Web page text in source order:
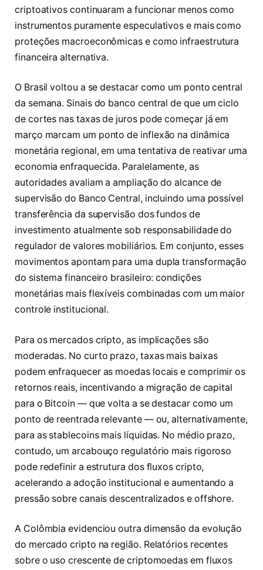
criptoativos continuaram a funcionar menos como
instrumentos puramente especulativos e mais como
proteções macroeconômicas e como infraestrutura
financeira alternativa.
O Brasil voltou a se destacar como um ponto central
da semana. Sinais do banco central de que um ciclo
de cortes nas taxas de juros pode começar já em
março marcam um ponto de inflexão na dinâmica
monetária regional, em uma tentativa de reativar uma
economia enfraquecida. Paralelamente, as
autoridades avaliam a ampliação do alcance de
supervisão do Banco Central, incluindo uma possível
transferência da supervisão dos fundos de
investimento atualmente sob responsabilidade do
regulador de valores mobiliários. Em conjunto, esses
movimentos apontam para uma dupla transformação
do sistema financeiro brasileiro: condições
monetárias mais flexíveis combinadas com um maior
controle institucional.
Para os mercados cripto, as implicações são
moderadas. No curto prazo, taxas mais baixas
podem enfraquecer as moedas locais e comprimir os
retornos reais, incentivando a migração de capital
para o Bitcoin — que volta a se destacar como um
ponto de reentrada relevante — ou, alternativamente,
para as stablecoins mais líquidas. No médio prazo,
contudo, um arcabouço regulatório mais rigoroso
pode redefinir a estrutura dos fluxos cripto,
acelerando a adoção institucional e aumentando a
pressão sobre canais descentralizados e offshore.
A Colômbia evidenciou outra dimensão da evolução
do mercado cripto na região. Relatórios recentes
sobre o uso crescente de criptomoedas em fluxos